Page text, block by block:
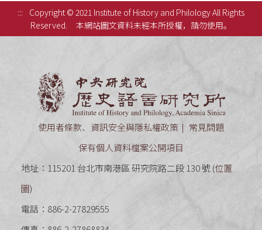
:::
Copyright © 2021 Institute of History and Philology All Rights
Reserved.
本網站圖文資料未經本所授權，請勿使用。
使用者條款、資訊安全與隱私權政策
常見問題
保有個人資料檔案公開項目
地址：115201 台北市南港區 研究院路二段 130 號 (位置
圖)
電話：886-2-27829555